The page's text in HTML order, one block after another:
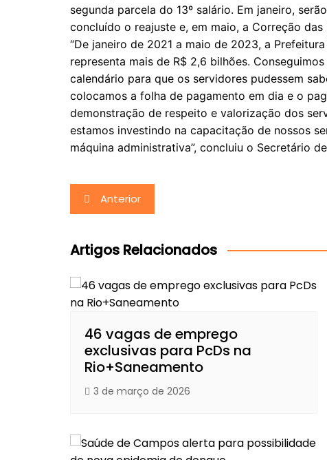
segunda parcela do 13º salário. Em janeiro,
concluído o reajuste e, em maio, a Correção das
“De janeiro de 2021 a maio de 2023, a
representa mais de R$ 2,6 bilhões.
calendário para que os servidores pudessem
colocamos a folha de pagamento em dia e o
demonstração de respeito e valorização dos
estamos investindo na capacitação de nossos
máquina administrativa”, concluiu o Secretário
Navegação
de
Post
Anterior
Artigos Relacionados
46 vagas de emprego
exclusivas para PcDs na
Rio+Saneamento
3 de março de 2026